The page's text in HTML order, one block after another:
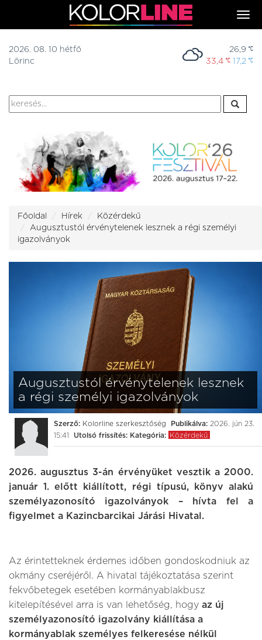
2026. 08. 10 hétfő
Lörinc
26,9
33,4
17,2
Főoldal Hírek
Közérdekű
Augusztustól érvénytelenek lesznek a régi személyi
igazolványok
Augusztustól érvénytelenek lesznek
a régi személyi igazolványok
Szerző: Kolorline szerkesztőség Publikálva: 2026. jún 23.
15:41
Utolsó frissítés: Kategória: Közérdekű
2026. augusztus 3-án érvényüket vesztik a 2000.
január 1. előtt kiállított, régi típusú, könyv alakú
személyazonosító igazolványok – hívta fel a
figyelmet a Kazincbarcikai Járási Hivatal.
Az érintetteknek érdemes időben gondoskodniuk az
okmány cseréjéről. A hivatal tájékoztatása szerint
fekvőbetegek esetében kormányablakbusz
kitelepítésével arra is van lehetőség, hogy az új
személyazonosító igazolvány kiállítása a
kormányablak személyes felkeresése nélkül